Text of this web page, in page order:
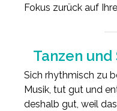
Fokus zurück auf
Tanzen
Sich rhythmisch zu
Musik, tut gut und
deshalb gut, weil